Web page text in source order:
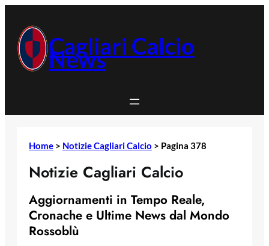
contenuto Cagliari Calcio
News
Home > Notizie Cagliari Calcio > Pagina 378
Notizie Cagliari Calcio
Aggiornamenti in Tempo Reale,
Cronache e Ultime News dal Mondo
Rossoblù